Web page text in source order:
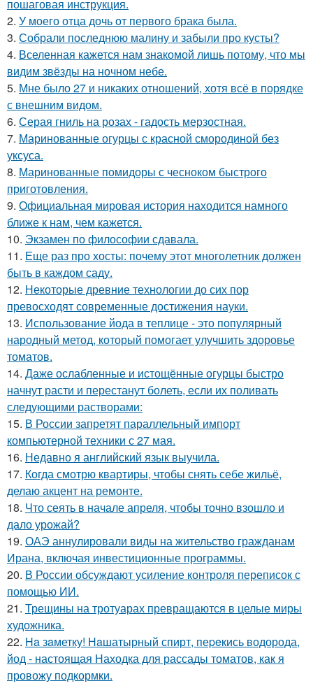
пошаговая инструкция.
2. У моего отца дочь от первого брака была.
3. Собрали последнюю малину и забыли про кусты?
4. Вселенная кажется нам знакомой лишь потому, что мы
видим звёзды на ночном небе.
5. Мне было 27 и никаких отношений, хотя всё в порядке
с внешним видом.
6. Серая гниль на розах - гадость мерзостная.
7. Маринованные огурцы с красной смородиной без
уксуса.
8. Маринованные помидоры с чесноком быстрого
приготовления.
9. Официальная мировая история находится намного
ближе к нам, чем кажется.
10. Экзамен по философии сдавала.
11. Еще раз про хосты: почему этот многолетник должен
быть в каждом саду.
12. Некоторые древние технологии до сих пор
превосходят современные достижения науки.
13. Использование йода в теплице - это популярный
народный метод, который помогает улучшить здоровье
томатов.
14. Даже ослабленные и истощённые огурцы быстро
начнут расти и перестанут болеть, если их поливать
следующими растворами:
15. В России запретят параллельный импорт
компьютерной техники с 27 мая.
16. Недавно я английский язык выучила.
17. Когда смотрю квартиры, чтобы снять себе жильё,
делаю акцент на ремонте.
18. Что сеять в начале апреля, чтобы точно взошло и
дало урожай?
19. ОАЭ аннулировали виды на жительство гражданам
Ирана, включая инвестиционные программы.
20. В России обсуждают усиление контроля переписок с
помощью ИИ.
21. Трещины на тротуарах превращаются в целые миры
художника.
22. Ha зaметку! Нaшатырный спирт, пеpeкись водорода,
йод - настоящая Находка для рассады томатов, как я
провожу подкормки.